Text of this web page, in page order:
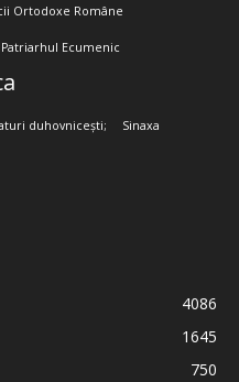
Ortodoxe Române
Patriarhul Ecumenic
duhovnicești; Sinaxa
4086
1645
750